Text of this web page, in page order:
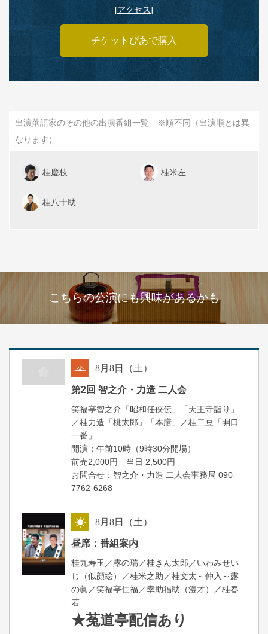
[アクセス]
チケットぴあで購入
出演落語家のその他の出演番組一覧 ※順不同（出演順とは異
なります）
桂慶枝 桂米左
桂八十助
こちらの公演にも興味があるかも
8月8日（土）
第2回 智之介・力造 二人会
笑福亭智之介「昭和任侠伝」「天王寺詣り」
／桂力造「桃太郎」「本膳」／桂二豆「開口
一番」
開演：午前10時（9時30分開場）
前売2,000円 当日 2,500円
お問合せ：智之介・力造 二人会事務局 090-
7762-6268
8月8日（土）
昼席：番組案内
桂九寿玉／露の瑞／桂きん太郎／いわみせい
じ（似顔絵）／桂米之助／桂文太～仲入～露
の眞／笑福亭仁福／幸助福助（漫才）／桂春
若
★菟道亭配信あり